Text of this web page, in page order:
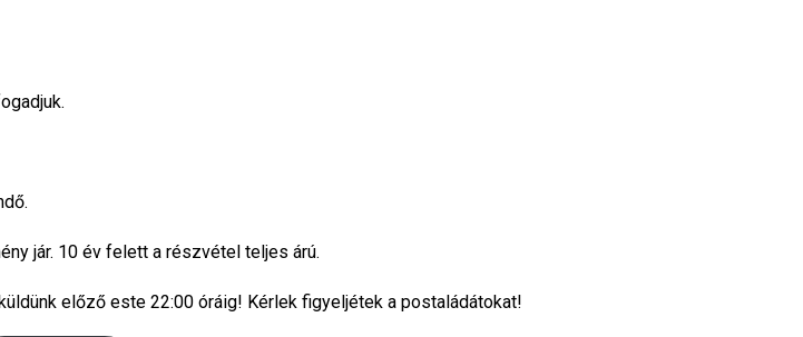
jár. 10 év felett a részvétel teljes árú.
előző este 22:00 óráig! Kérlek figyeljétek a postaládátokat!